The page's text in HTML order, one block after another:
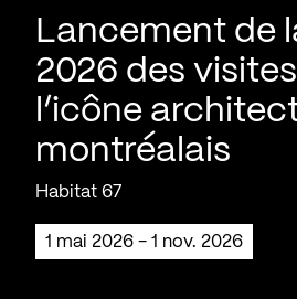
Lancement de
2026 des
l’icône
montréalais
Habitat 67
1 mai 2026 - 1 nov. 2026